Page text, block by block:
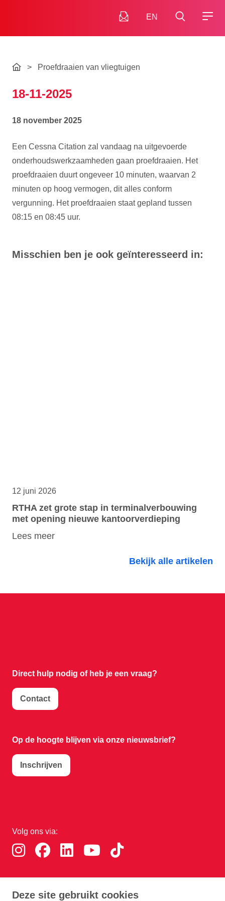
Deze site gebruikt cookies
EN
> Proefdraaien van vliegtuigen
18-11-2025
18 november 2025
Een Cessna Citation zal vandaag na uitgevoerde
onderhoudswerkzaamheden gaan proefdraaien. Het
proefdraaien duurt ongeveer 10 minuten, waarvan 2
minuten op hoog vermogen, dit alles conform
vergunning. Het proefdraaien staat gepland tussen
08:15 en 08:45 uur.
Misschien ben je ook geïnteresseerd in:
12 juni 2026
RTHA zet grote stap in terminalverbouwing
met opening nieuwe kantoorverdieping
Lees meer
Bekijk alle artikelen
Direct hulp nodig ofheb je een vraag?
Contact
Op de hoogte blijven via onze nieuwsbrief?
Inschrijven
Volg ons via:
Download de RTHA app: